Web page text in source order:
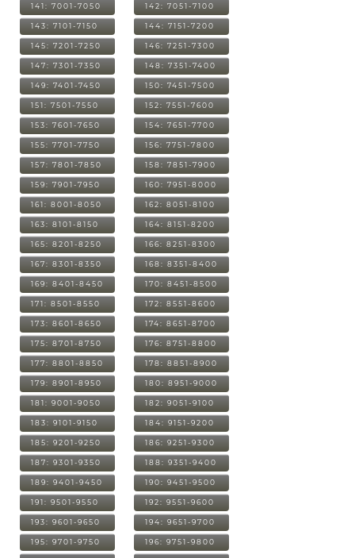
141: 7001-7050 142: 7051-7100
143: 7101-7150 144: 7151-7200
145: 7201-7250 146: 7251-7300
147: 7301-7350 148: 7351-7400
149: 7401-7450 150: 7451-7500
151: 7501-7550 152: 7551-7600
153: 7601-7650 154: 7651-7700
155: 7701-7750 156: 7751-7800
157: 7801-7850 158: 7851-7900
159: 7901-7950 160: 7951-8000
161: 8001-8050 162: 8051-8100
163: 8101-8150 164: 8151-8200
165: 8201-8250 166: 8251-8300
167: 8301-8350 168: 8351-8400
169: 8401-8450 170: 8451-8500
171: 8501-8550 172: 8551-8600
173: 8601-8650 174: 8651-8700
175: 8701-8750 176: 8751-8800
177: 8801-8850 178: 8851-8900
179: 8901-8950 180: 8951-9000
181: 9001-9050 182: 9051-9100
183: 9101-9150 184: 9151-9200
185: 9201-9250 186: 9251-9300
187: 9301-9350 188: 9351-9400
189: 9401-9450 190: 9451-9500
191: 9501-9550 192: 9551-9600
193: 9601-9650 194: 9651-9700
195: 9701-9750 196: 9751-9800